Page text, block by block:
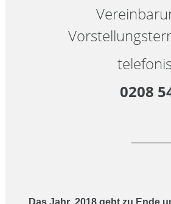
0208
Das Jahr 2018 geht zu Ende